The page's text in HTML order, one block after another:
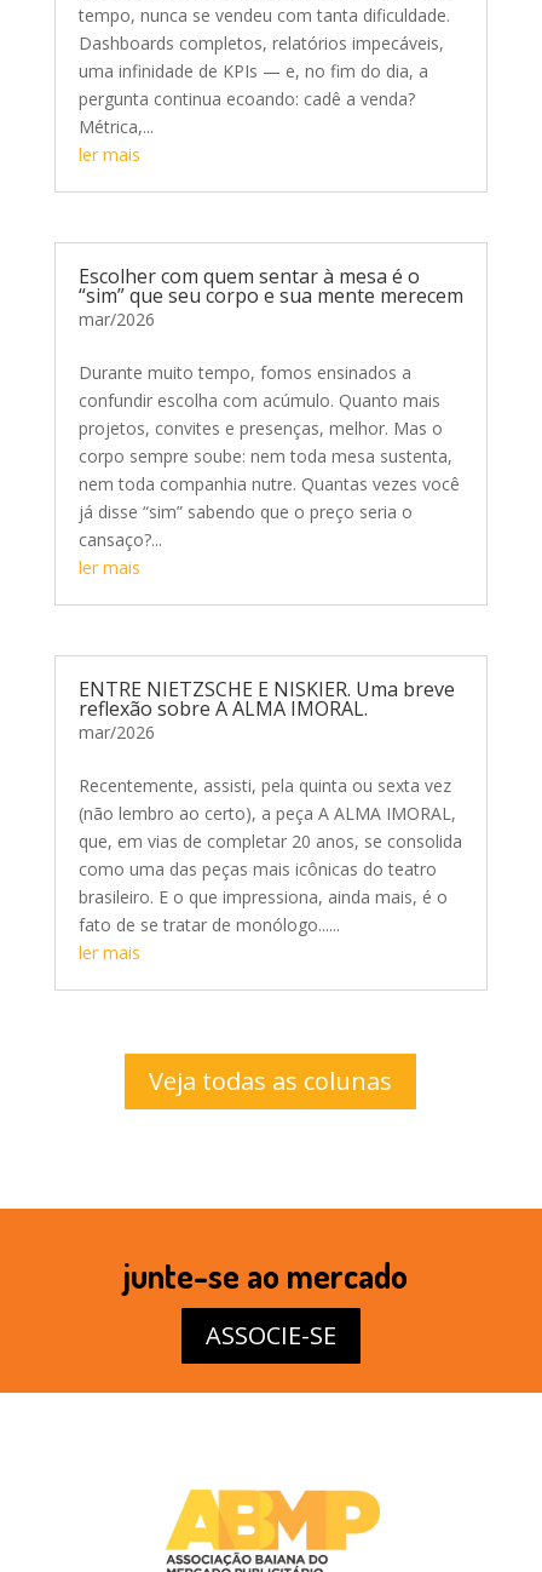
tempo, nunca se vendeu com tanta dificuldade.
Dashboards completos, relatórios impecáveis,
uma infinidade de KPIs — e, no fim do dia, a
pergunta continua ecoando: cadê a venda?
Métrica,...
ler mais
Escolher com quem sentar à mesa é o
“sim” que seu corpo e sua mente merecem
mar/2026
Durante muito tempo, fomos ensinados a
confundir escolha com acúmulo. Quanto mais
projetos, convites e presenças, melhor. Mas o
corpo sempre soube: nem toda mesa sustenta,
nem toda companhia nutre. Quantas vezes você
já disse “sim” sabendo que o preço seria o
cansaço?...
ler mais
ENTRE NIETZSCHE E NISKIER. Uma breve
reflexão sobre A ALMA IMORAL.
mar/2026
Recentemente, assisti, pela quinta ou sexta vez
(não lembro ao certo), a peça A ALMA IMORAL,
que, em vias de completar 20 anos, se consolida
como uma das peças mais icônicas do teatro
brasileiro. E o que impressiona, ainda mais, é o
fato de se tratar de monólogo......
ler mais
Veja todas as colunas
junte-se ao mercado
ASSOCIE-SE